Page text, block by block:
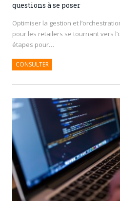
questions à se poser
Optimiser la gestion et
pour les retailers se tournant vers
étapes pour…
CONSULTER